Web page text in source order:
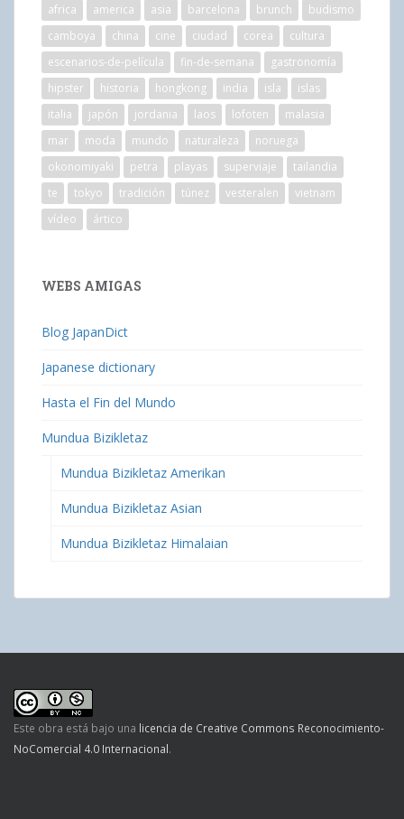
africa america asia barcelona brunch
budismo
camboya
china cine ciudad corea
cultura
escenarios-de-película
fin-de-semana
gastronomía
hipster
historia hongkong india isla
islas
italia
japón jordania laos lofoten
malasia
mar
moda mundo naturaleza
noruega
okonomiyaki
petra playas superviaje
tailandia
te
tokyo tradición túnez vesteralen
vietnam
vídeo
ártico
WEBS AMIGAS
Blog JapanDict
Japanese dictionary
Hasta el Fin del Mundo
Mundua Bizikletaz
Mundua Bizikletaz Amerikan
Mundua Bizikletaz Asian
Mundua Bizikletaz Himalaian
Este obra está bajo una licencia de Creative Commons Reconocimiento-
NoComercial 4.0 Internacional.